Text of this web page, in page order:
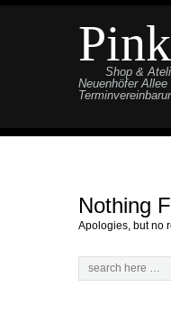
Shop &
Neuenhöfer
Nothing
Apologies, but no